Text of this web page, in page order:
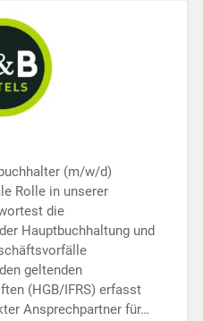
(m/w/d)
Rolle in unserer
die
Hauptbuchhaltung und
geltenden
(HGB/IFRS) erfasst
Ansprechpartner für…